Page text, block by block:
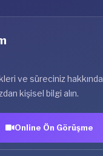
ve süreciniz hakkında
kişisel bilgi alın.
Online Ön Görüşme